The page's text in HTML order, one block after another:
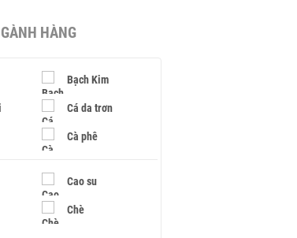
HÀNG
Bạch Kim
Cá da trơn
Cà phê
Cao su
Chè